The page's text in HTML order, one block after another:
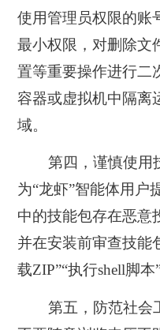
使用管理员权限的账
最小权限，对删除文
置等重要操作进行二
容器或虚拟机中隔离
域。
第四，谨慎使用
为“龙虾”智能体用户
中的技能包存在恶意
并在安装前审查技能
载ZIP”“执行shell脚本
第五，防范社会